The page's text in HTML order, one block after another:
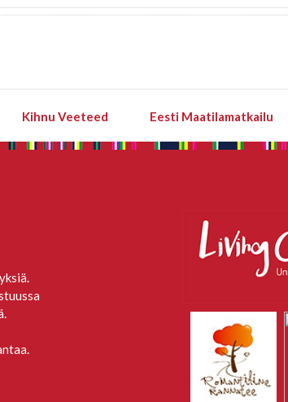
Kihnu Veeteed Eesti Maatilamatkailu